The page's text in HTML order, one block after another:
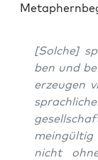
[Sol­che]
ben und
erzeu­gen
mein­gül­tig
nicht